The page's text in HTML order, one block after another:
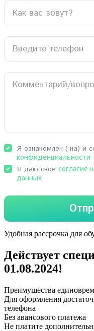
Удобная рассрочка для
Действует
01.08.2024!
Преимущества
Для оформления
телефона
Без авансового платежа
Не платите